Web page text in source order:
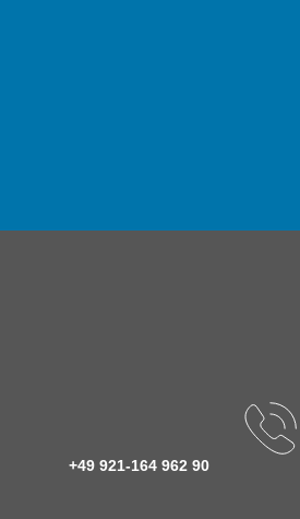
+49 921-164 962 90